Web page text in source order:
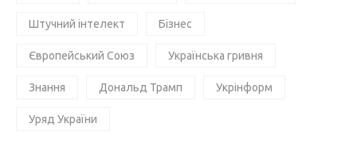
Штучний інтелект Бізнес
Європейський Союз Українська гривня
Знання Дональд Трамп Укрінформ
Уряд України